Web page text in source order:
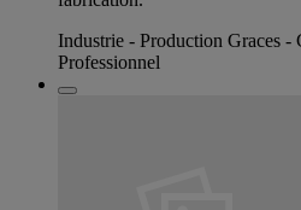
Industrie - Production Graces -
Professionnel